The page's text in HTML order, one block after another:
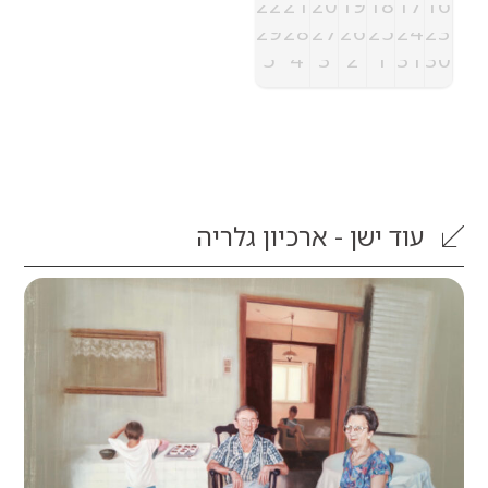
25
26
27
28
29
1
2
3
4
5
עודישן - ארכיון גלריה